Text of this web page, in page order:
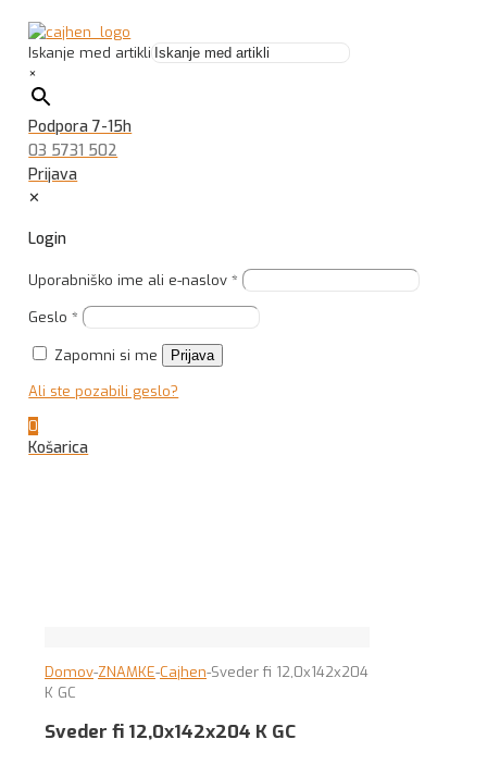
Iskanje med artikli
×
Podpora 7-15h
03 5731 502
Prijava
✕
Login
Uporabniško ime ali e-naslov*
Geslo*
Zapomni si me Prijava
Ali ste pozabili geslo?
0
Košarica
Domov-ZNAMKE-Cajhen-Sveder fi 12,0x142x204
K GC
Sveder fi 12,0x142x204 K GC